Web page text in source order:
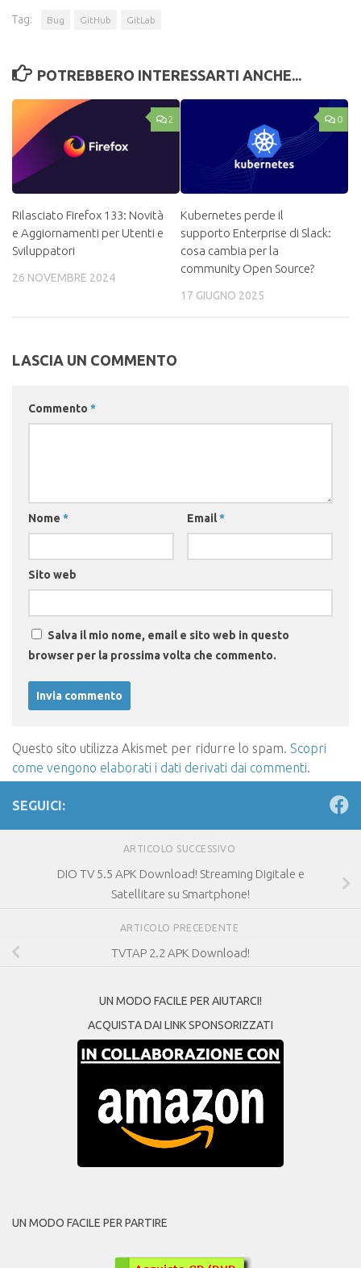
Tag: Bug GitHub GitLab
POTREBBERO INTERESSARTI ANCHE...
2
Rilasciato Firefox 133: Novità
e Aggiornamenti per Utenti e
Sviluppatori
26 NOVEMBRE 2024
0
Kubernetes perde il
supporto Enterprise di Slack:
cosa cambia per la
community Open Source?
17 GIUGNO 2025
LASCIA UN COMMENTO
Commento *
Nome * Email*
Sito web
Salva il mio nome, email e sito web in questo
browser per la prossima volta che commento.
Questo sito utilizza Akismet per ridurre lo spam. Scopri
come vengono elaborati i dati derivati dai commenti.
SEGUICI:
ARTICOLO SUCCESSIVO
DIO TV 5.5 APK Download! Streaming Digitale e
Satellitare su Smartphone!
ARTICOLO PRECEDENTE
TVTAP 2.2 APK Download!
UN MODO FACILE PER AIUTARCI!
ACQUISTA DAI LINK SPONSORIZZATI
UN MODO FACILE PER PARTIRE